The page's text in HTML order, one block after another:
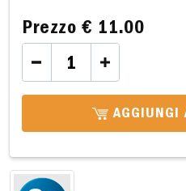
Prezzo€ 11.00
AGGIUNGI